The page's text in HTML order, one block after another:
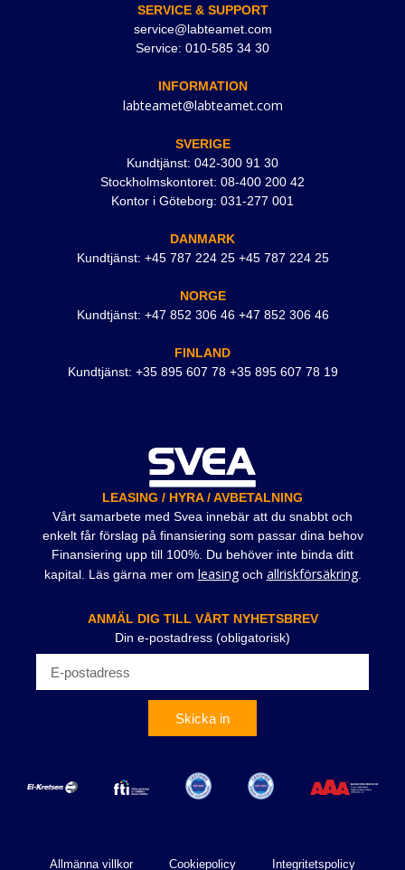
SERVICE & SUPPORT
service@labteamet.com
Service: 010-585 34 30
INFORMATION
labteamet@labteamet.com
SVERIGE
Kundtjänst: 042-300 91 30
Stockholmskontoret: 08-400 200 42
Kontor i Göteborg: 031-277 001
DANMARK
Kundtjänst: +45 787 224 25 +45 787 224 25
NORGE
Kundtjänst: +47 852 306 46 +47 852 306 46
FINLAND
Kundtjänst: +35 895 607 78 +35 895 607 78 19
LEASING / HYRA / AVBETALNING
Vårt samarbete med Svea innebär att du snabbt och
enkelt får förslag på finansiering som passar dina behov
Finansiering upp till 100%. Du behöver inte binda ditt
kapital. Läs gärna mer om leasingoch allriskförsäkring.
ANMÄL DIG TILL VÅRT NYHETSBREV
Din e-postadress (obligatorisk)
Skicka in
Allmänna villkor Cookiepolicy Integritetspolicy